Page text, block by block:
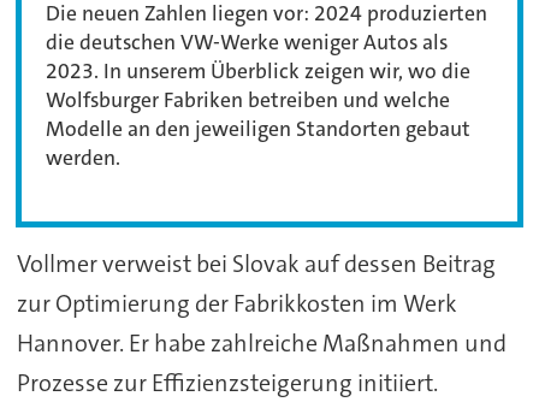
Die neuen Zahlen liegen vor: 2024 produzierten
die deutschen VW-Werke weniger Autos als
2023. In unserem Überblick zeigen wir, wo die
Wolfsburger Fabriken betreiben und welche
Modelle an den jeweiligen Standorten gebaut
werden.
Vollmer verweist bei Slovak auf dessen Beitrag
zur Optimierung der Fabrikkosten im Werk
Hannover. Er habe zahlreiche Maßnahmen und
Prozesse zur Effizienzsteigerung initiiert.